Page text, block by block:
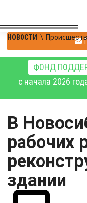
НОВОСТИ \
ФОНД
с начала 2026
В
рабочих
здании